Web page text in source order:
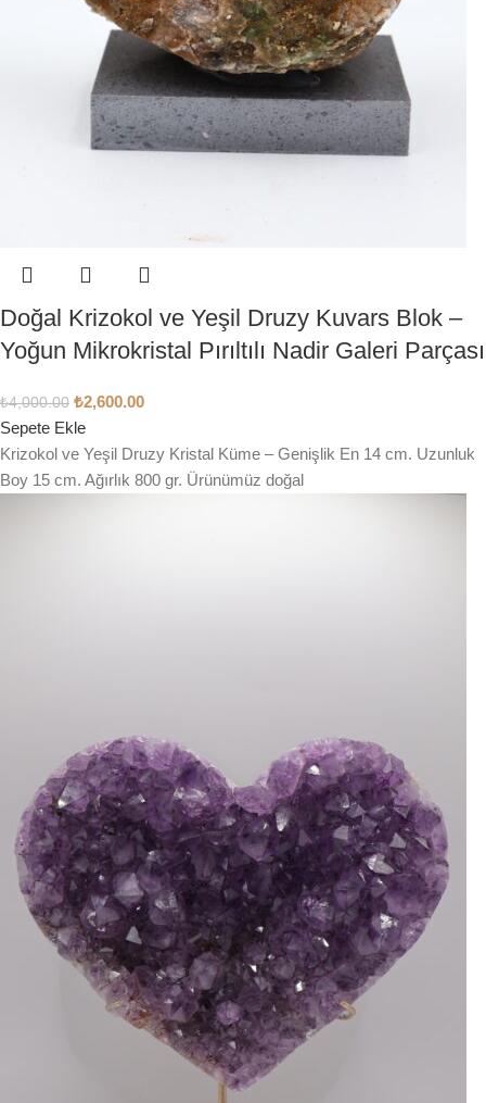
Doğal Krizokol ve Yeşil Druzy Kuvars Blok –
Yoğun Mikrokristal Pırıltılı Nadir Galeri Parçası
₺4,000.00 ₺2,600.00
Sepete Ekle
Krizokol ve Yeşil Druzy Kristal Küme – Genişlik En 14 cm. Uzunluk
Boy 15 cm. Ağırlık 800 gr. Ürünümüz doğal